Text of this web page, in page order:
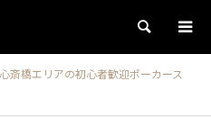
検索
斎橋エリアの初心者歓迎ポーカース